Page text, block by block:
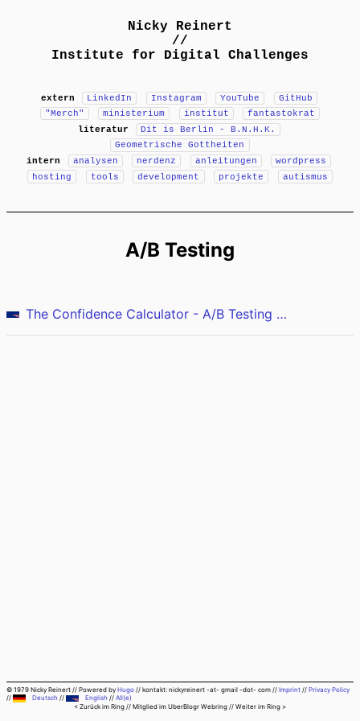
Nicky Reinert
//
Institute for Digital Challenges
extern LinkedIn Instagram YouTube
GitHub
"Merch"
ministerium institut
fantastokrat
literatur
Dit is Berlin - B.N.H.K.
Geometrische Gottheiten
intern
analysen nerdenz anleitungen
wordpress
hosting
tools development projekte autismus
A/B Testing
The Confidence Calculator - A/B Testing Made Easy
© 1979 Nicky Reinert // Powered by Hugo // kontakt: nickyreinert -at- gmail -dot- com // Imprint // Privacy Policy
//
Deutsch // English // All(e)
< Zurück im Ring // Mitglied im UberBlogr Webring // Weiter im Ring >